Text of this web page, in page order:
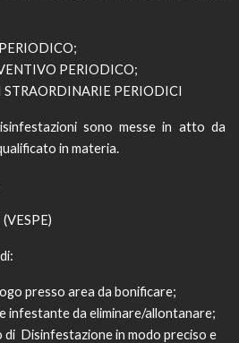
PERIODICO;
PERIODICI
sono messe in atto da
in materia.
presso area da bonificare;
infestante da eliminare/allontanare;
Disinfestazione in modo preciso e